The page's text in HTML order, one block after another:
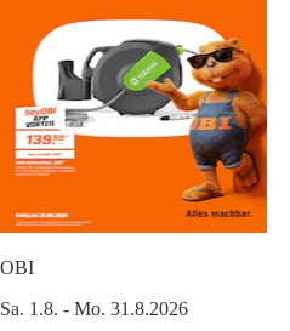
OBI
Sa. 1.8. - Mo. 31.8.2026